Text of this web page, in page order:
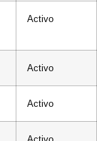
Activo
Activo
Activo